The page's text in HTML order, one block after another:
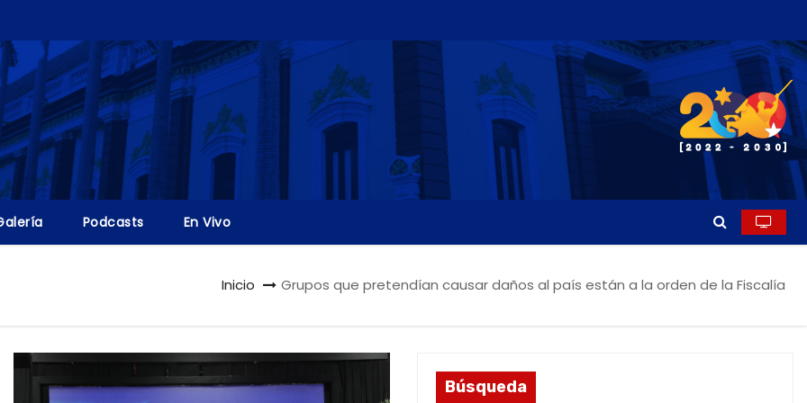
Podcasts En Vivo
Inicio Grupos que pretendían causar daños al país están a la orden de la Fiscalía
Búsqueda